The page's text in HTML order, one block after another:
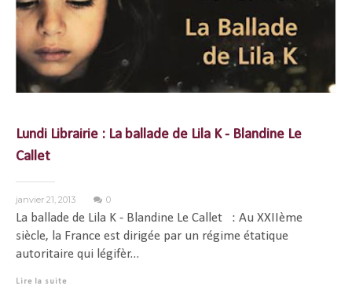
Lundi Librairie : La ballade de Lila K - Blandine Le
Callet
janvier 21, 2013 0
La ballade de Lila K - Blandine Le Callet : Au XXIIème
siècle, la France est dirigée par un régime étatique
autoritaire qui légifèr...
Lire la suite